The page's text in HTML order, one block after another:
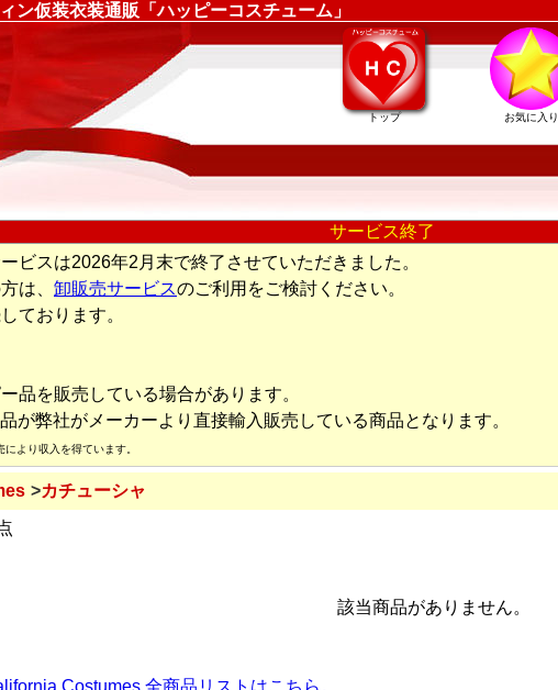
ン仮装衣装通販「ハッピーコスチューム」
トップ お気に入り
サービス終了
ビスは2026年2月末で終了させていただきました。
は、 卸販売サービスのご利用をご検討ください。
ております。
品を販売している場合があります。
が弊社がメーカーより直接輸入販売している商品となります。
より収入を得ています。
カチューシャ
該当商品がありません。
Costumes 全商品リストはこちら。